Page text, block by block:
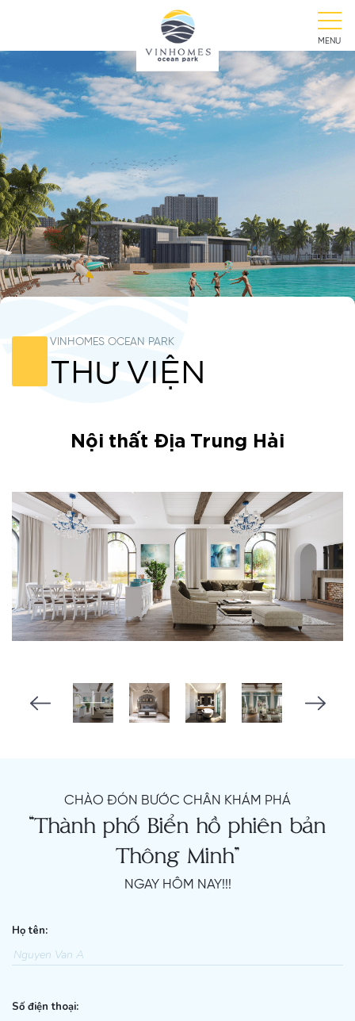
MENU
VINHOMES OCEAN PARK
THƯ VIỆN
Nội thất Địa Trung Hải
CHÀO ĐÓN BƯỚC CHÂN KHÁM PHÁ
“Thành phố Biển hồ phiên bản
Thông Minh”
NGAY HÔM NAY!!!
Họ tên:
Số điện thoại: